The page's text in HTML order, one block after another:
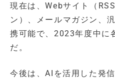
現在は、Webサイト（
ン）、メールマガジン、
携可能で、2023年度中に
だ。
今後は、AIを活用した発